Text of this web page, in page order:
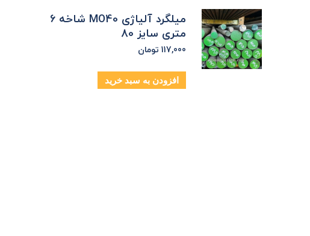
میلگرد آلیاژی MO40 شاخه 6
متری سایز 80
117,000 تومان
افزودن به سبد خرید